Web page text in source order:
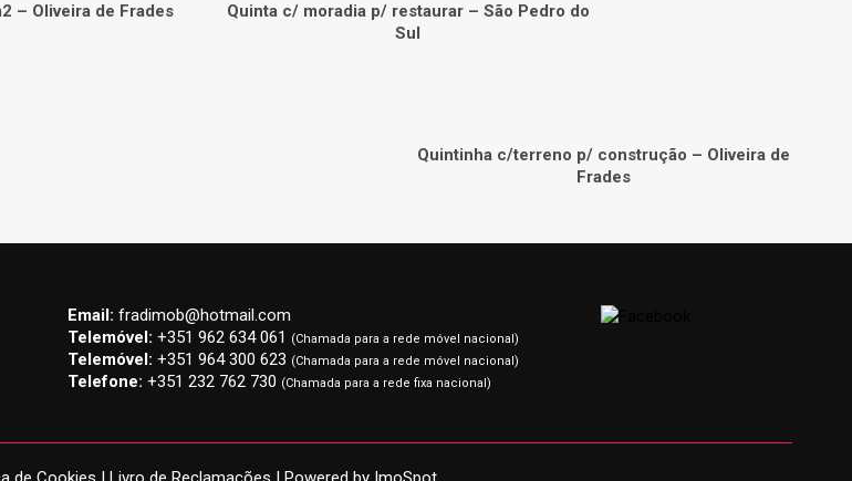
– Oliveira de Frades
Quinta c/ moradia p/ restaurar – São Pedro do
Sul
Quintinha c/terreno p/ construção – Oliveira de
Frades
Email: fradimob@hotmail.com
Telemóvel: +351 962 634 061 (Chamada para a rede móvel nacional)
Telemóvel: +351 964 300 623 (Chamada para a rede móvel nacional)
Telefone: +351 232 762 730 (Chamada para a rede fixa nacional)